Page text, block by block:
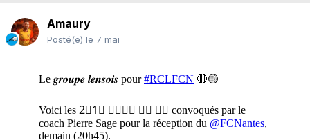
Amaury
Posté(e) le 7 mai